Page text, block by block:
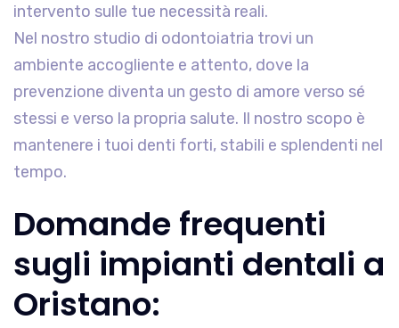
intervento sulle tue necessità reali.
Nel nostro studio di odontoiatria trovi un
ambiente accogliente e attento, dove la
prevenzione diventa un gesto di amore verso sé
stessi e verso la propria salute. Il nostro scopo è
mantenere i tuoi denti forti, stabili e splendenti nel
tempo.
Domande frequenti
sugli impianti dentali a
Oristano: